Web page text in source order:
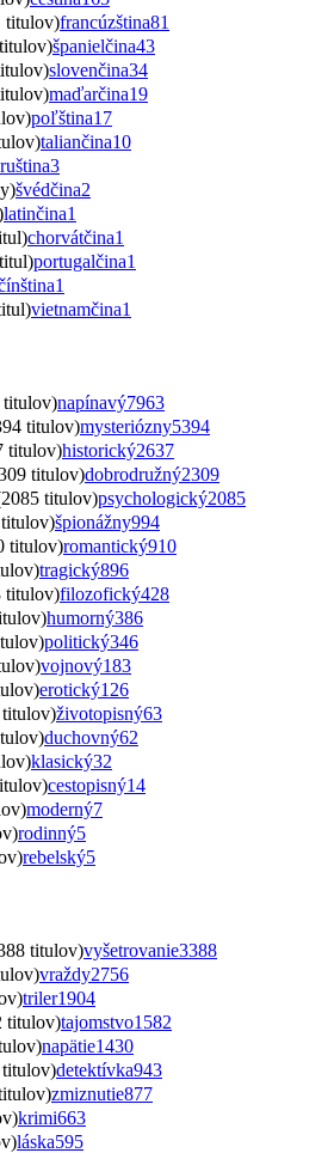
titulov)francúzština81
španielčina43
slovenčina34
maďarčina19
poľština17
taliančina10
ruština3
švédčina2
latinčina1
chorvátčina1
portugalčina1
1
vietnamčina1
titulov)napínavý7963
titulov)mysteriózny5394
titulov)historický2637
titulov)dobrodružný2309
titulov)psychologický2085
špionážny994
titulov)romantický910
tragický896
titulov)filozofický428
humorný386
politický346
vojnový183
erotický126
životopisný63
duchovný62
klasický32
cestopisný14
moderný7
rodinný5
rebelský5
titulov)vyšetrovanie3388
vraždy2756
triler1904
titulov)tajomstvo1582
napätie1430
titulov)detektívka943
zmiznutie877
krimi663
láska595